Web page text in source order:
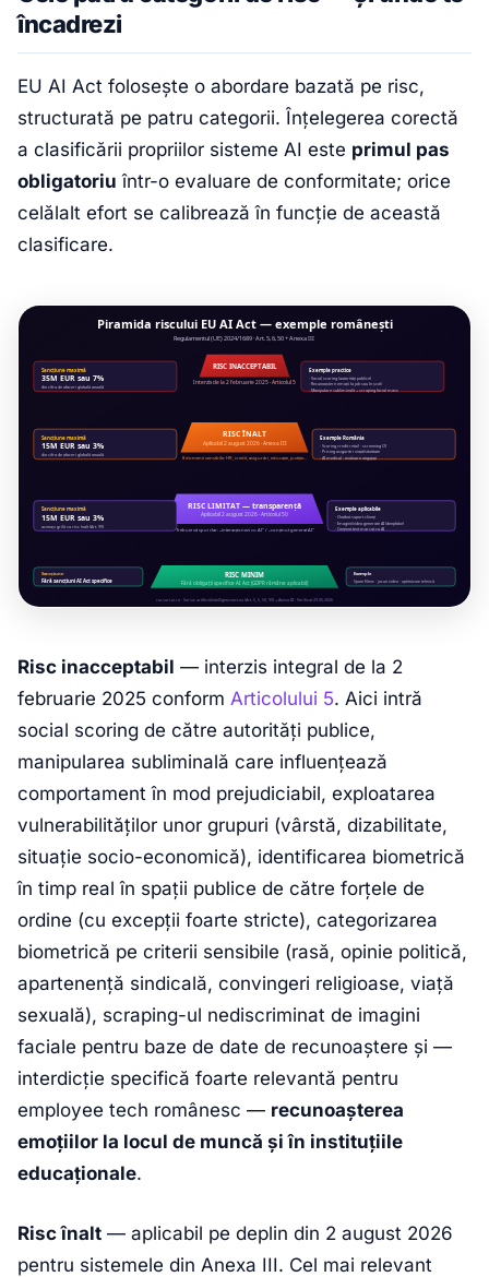
încadrezi
EU AI Act folosește o abordare bazată pe risc,
structurată pe patru categorii. Înțelegerea corectă
a clasificării propriilor sisteme AI este primul pas
obligatoriu într-o evaluare de conformitate; orice
celălalt efort se calibrează în funcție de această
clasificare.
Risc inacceptabil — interzis integral de la 2
februarie 2025 conform Articolului 5. Aici intră
social scoring de către autorități publice,
manipularea subliminală care influențează
comportament în mod prejudiciabil, exploatarea
vulnerabilităților unor grupuri (vârstă, dizabilitate,
situație socio-economică), identificarea biometrică
în timp real în spații publice de către forțele de
ordine (cu excepții foarte stricte), categorizarea
biometrică pe criterii sensibile (rasă, opinie politică,
apartenență sindicală, convingeri religioase, viață
sexuală), scraping-ul nediscriminat de imagini
faciale pentru baze de date de recunoaștere și —
interdicție specifică foarte relevantă pentru
employee tech românesc — recunoașterea
emoțiilor la locul de muncă și în instituțiile
educaționale.
Risc înalt — aplicabil pe deplin din 2 august 2026
pentru sistemele din Anexa III. Cel mai relevant